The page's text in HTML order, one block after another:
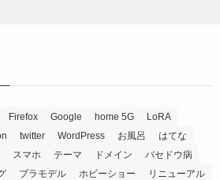
Firefox Google home 5G
LoRA
twitter WordPress お風呂
はてな
スマホ テーマ ドメイン
バセドウ病
プラモデル ホビーショー
リニューアル